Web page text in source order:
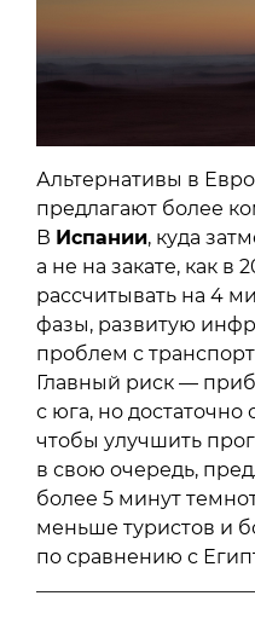
Альтернативы в
предлагают более
В Испании, куда
а не на закате, как в
рассчитывать на 4
фазы, развитую
проблем с
Главный риск —
с юга, но достаточно
чтобы улучшить
в свою очередь,
более 5 минут
меньше туристов и
по сравнению с